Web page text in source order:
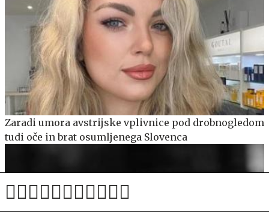
Zaradi umora avstrijske vplivnice pod drobnogledom
tudi oče in brat osumljenega Slovenca